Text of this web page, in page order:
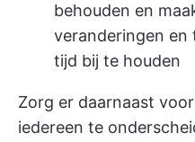
behouden en
veranderingen en
tijd bij te houden
Zorg er daarnaast
iedereen te